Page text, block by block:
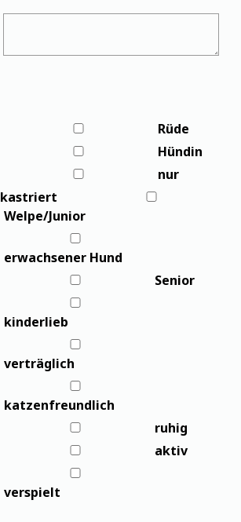
Rüde
Hündin
nur
kastriert
Welpe/Junior
erwachsener Hund
Senior
kinderlieb
verträglich
katzenfreundlich
ruhig
aktiv
verspielt